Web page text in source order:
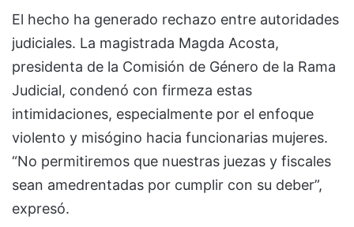
El hecho ha generado rechazo entre autoridades
judiciales. La magistrada Magda Acosta,
presidenta de la Comisión de Género de la Rama
Judicial, condenó con firmeza estas
intimidaciones, especialmente por el enfoque
violento y misógino hacia funcionarias mujeres.
“No permitiremos que nuestras juezas y fiscales
sean amedrentadas por cumplir con su deber”,
expresó.